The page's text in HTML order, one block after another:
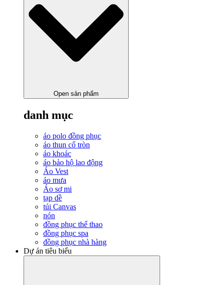
Open sản phẩm
danh mục
áo polo đồng phục
áo thun cổ tròn
áo khoác
áo bảo hộ lao động
Áo Vest
áo mưa
Áo sơ mi
tạp dề
túi Canvas
nón
đồng phục thể thao
đồng phục spa
đồng phục nhà hàng
Dự án tiêu biểu